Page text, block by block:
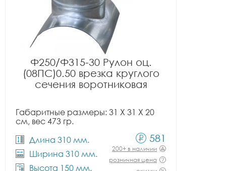
Ф250/Ф315-30 Рулон оц.
(08ПС)0.50 врезка круглого
сечения воротниковая
Габаритные размеры: 31 X 31 X 20
см, вес 473 гр.
Длина 310 мм.
Ширина 310 мм.
Высота 150 мм.
581
200+ в наличии
розничная цена